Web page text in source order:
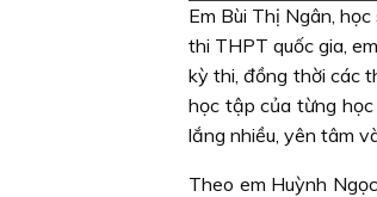
Em Bùi Thị Ngân,
thi THPT quốc gia,
kỳ thi, đồng thời các
học tập của từng
lắng nhiều, yên tâm
Theo em Huỳnh